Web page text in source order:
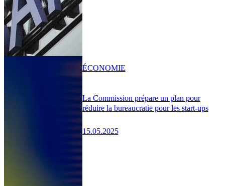
La Commission prépare un plan pour
réduire la bureaucratie pour les start-ups
15.05.2025
ÉCONOMIE